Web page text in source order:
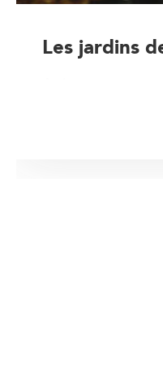
Les jardins